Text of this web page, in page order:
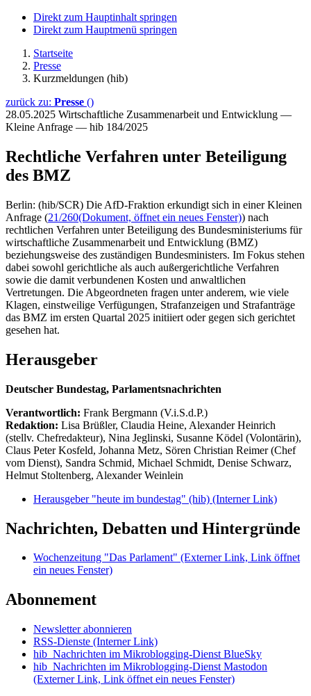
Direkt zum Hauptinhalt springen
Direkt zum Hauptmenü springen
Startseite
Presse
Kurzmeldungen (hib)
zurück zu: Presse ()
28.05.2025 Wirtschaftliche Zusammenarbeit und Entwicklung —
Kleine Anfrage — hib 184/2025
Rechtliche Verfahren unter Beteiligung
des BMZ
Berlin: (hib/SCR) Die AfD-Fraktion erkundigt sich in einer Kleinen
Anfrage (21/260(Dokument, öffnet ein neues Fenster)) nach
rechtlichen Verfahren unter Beteiligung des Bundesministeriums für
wirtschaftliche Zusammenarbeit und Entwicklung (BMZ)
beziehungsweise des zuständigen Bundesministers. Im Fokus stehen
dabei sowohl gerichtliche als auch außergerichtliche Verfahren
sowie die damit verbundenen Kosten und anwaltlichen
Vertretungen. Die Abgeordneten fragen unter anderem, wie viele
Klagen, einstweilige Verfügungen, Strafanzeigen und Strafanträge
das BMZ im ersten Quartal 2025 initiiert oder gegen sich gerichtet
gesehen hat.
Herausgeber
Deutscher Bundestag, Parlamentsnachrichten
Verantwortlich: Frank Bergmann (V.i.S.d.P.)
Redaktion: Lisa Brüßler, Claudia Heine, Alexander Heinrich
(stellv. Chefredakteur), Nina Jeglinski, Susanne Ködel (Volontärin),
Claus Peter Kosfeld, Johanna Metz, Sören Christian Reimer (Chef
vom Dienst), Sandra Schmid, Michael Schmidt, Denise Schwarz,
Helmut Stoltenberg, Alexander Weinlein
Herausgeber "heute im bundestag" (hib) (Interner Link)
Nachrichten, Debatten und Hintergründe
Wochenzeitung "Das Parlament" (Externer Link, Link öffnet
ein neues Fenster)
Abonnement
Newsletter abonnieren
RSS-Dienste (Interner Link)
hib_Nachrichten im Mikroblogging-Dienst BlueSky
hib_Nachrichten im Mikroblogging-Dienst Mastodon
(Externer Link, Link öffnet ein neues Fenster)